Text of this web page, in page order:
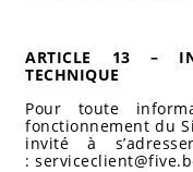
ARTICLE 13 –
TECHNIQUE
Pour toute
fonctionnement du
invité à
: